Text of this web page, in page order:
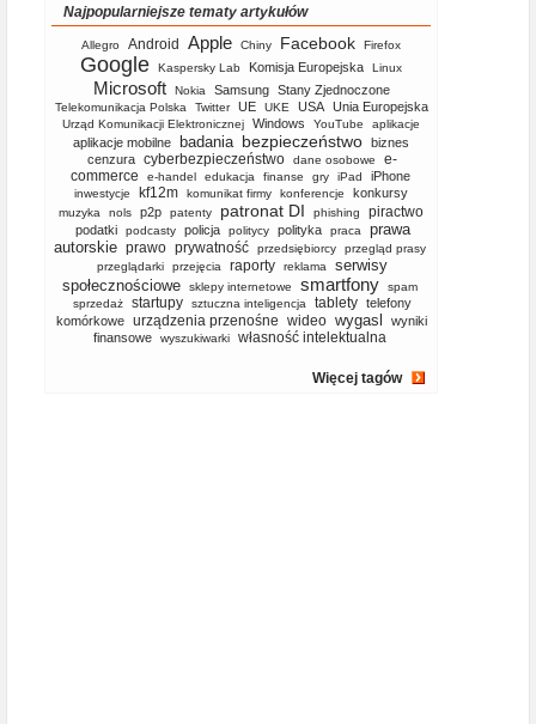
Najpopularniejsze tematy artykułów
Allegro Android Apple Chiny Facebook Firefox
Google Kaspersky Lab Komisja Europejska Linux
Microsoft Nokia Samsung Stany Zjednoczone
Telekomunikacja Polska Twitter UE UKE USA Unia Europejska
Urząd Komunikacji Elektronicznej Windows YouTube aplikacje
aplikacje mobilne badania bezpieczeństwo biznes
cenzura cyberbezpieczeństwo dane osobowe
e-
commerce
e-handel edukacja finanse gry iPad iPhone
inwestycje kf12m komunikat firmy konferencje konkursy
muzyka nols p2p patenty patronat DI phishing piractwo
podatki podcasty policja politycy polityka praca
prawa
autorskie prawo prywatność przedsiębiorcy
przegląd prasy
przeglądarki
przejęcia raporty reklama
serwisy
społecznościowe
sklepy internetowe smartfony
spam
sprzedaż
startupy sztuczna inteligencja tablety telefony
komórkowe
urządzenia przenośne wideo wygasl
wyniki
finansowe
wyszukiwarki własność intelektualna
Więcej tagów